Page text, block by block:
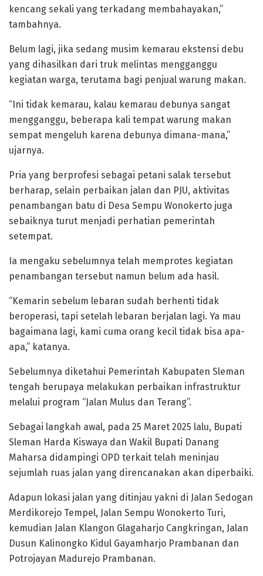
kencang sekali yang terkadang membahayakan,”
tambahnya.
Belum lagi, jika sedang musim kemarau ekstensi debu
yang dihasilkan dari truk melintas mengganggu
kegiatan warga, terutama bagi penjual warung makan.
“Ini tidak kemarau, kalau kemarau debunya sangat
mengganggu, beberapa kali tempat warung makan
sempat mengeluh karena debunya dimana-mana,”
ujarnya.
Pria yang berprofesi sebagai petani salak tersebut
berharap, selain perbaikan jalan dan PJU, aktivitas
penambangan batu di Desa Sempu Wonokerto juga
sebaiknya turut menjadi perhatian pemerintah
setempat.
Ia mengaku sebelumnya telah memprotes kegiatan
penambangan tersebut namun belum ada hasil.
“Kemarin sebelum lebaran sudah berhenti tidak
beroperasi, tapi setelah lebaran berjalan lagi. Ya mau
bagaimana lagi, kami cuma orang kecil tidak bisa apa-
apa,” katanya.
Sebelumnya diketahui Pemerintah Kabupaten Sleman
tengah berupaya melakukan perbaikan infrastruktur
melalui program “Jalan Mulus dan Terang”.
Sebagai langkah awal, pada 25 Maret 2025 lalu, Bupati
Sleman Harda Kiswaya dan Wakil Bupati Danang
Maharsa didampingi OPD terkait telah meninjau
sejumlah ruas jalan yang direncanakan akan diperbaiki.
Adapun lokasi jalan yang ditinjau yakni di Jalan Sedogan
Merdikorejo Tempel, Jalan Sempu Wonokerto Turi,
kemudian Jalan Klangon Glagaharjo Cangkringan, Jalan
Dusun Kalinongko Kidul Gayamharjo Prambanan dan
Potrojayan Madurejo Prambanan.